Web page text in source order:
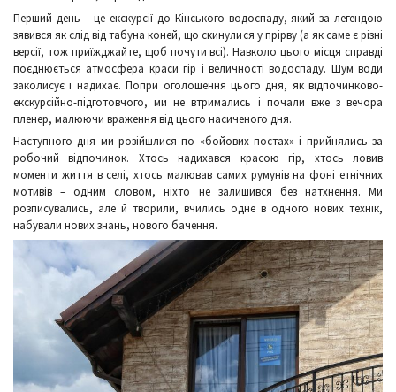
Перший день – це екскурсії до Кінського водоспаду, який за легендою
зявився як слід від табуна коней, що скинулися у прірву (а як саме є різні
версії, тож приїжджайте, щоб почути всі). Навколо цього місця справді
поєднюється атмосфера краси гір і величності водоспаду. Шум води
заколисує і надихає. Попри оголошення цього дня, як відпочинково-
екскурсійно-підготовчого, ми не втримались і почали вже з вечора
пленер, малюючи враження від цього насиченого дня.
Наступного дня ми розійшлися по «бойових постах» і прийнялись за
робочий відпочинок. Хтось надихався красою гір, хтось ловив
моменти життя в селі, хтось малював самих румунів на фоні етнічних
мотивів – одним словом, ніхто не залишився без натхнення. Ми
розписувались, але й творили, вчились одне в одного нових технік,
набували нових знань, нового бачення.